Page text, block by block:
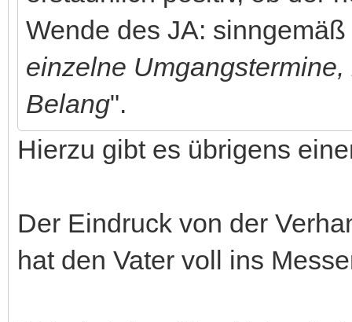
Wende des JA: sinngemäß
einzelne
Belang".
Hierzu gibt es übrigens
Der Eindruck von der
hat den Vater voll ins